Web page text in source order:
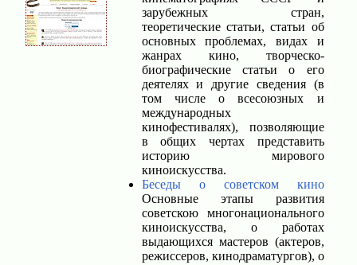
зарубежных стран,
теоретические статьи, статьи об
основных проблемах, видах и
жанрах кино, творческо-
биографические статьи о его
деятелях и другие сведения (в
том числе о всесоюзных и
международных
кинофестивалях), позволяющие
в общих чертах представить
историю мирового
киноискусства.
Беседы о советском кино
Основные этапы развития
советскою многонационального
киноискусства, о работах
выдающихся мастеров (актеров,
режиссеров, кинодраматургов), о